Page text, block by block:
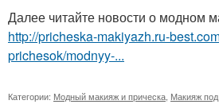
Далее читайте новости о модном
http://pricheska-makiyazh.ru-
prichesok/modnyy-...
Категории: Модный макияж и прическа Макияж